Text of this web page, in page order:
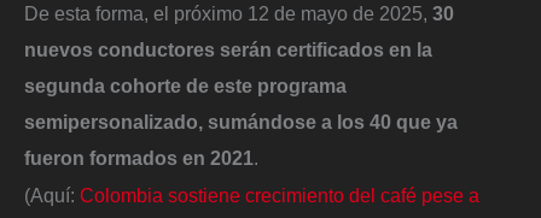
De esta forma, el próximo 12 de mayo de 2025, 30
nuevos conductores serán certificados en la
segunda cohorte de este programa
semipersonalizado, sumándose a los 40 que ya
fueron formados en 2021.
(Aquí: Colombia sostiene crecimiento del café pese a